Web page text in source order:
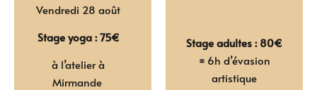
Vendredi 28 août
Stage yoga : 75€
à l’atelier à
Mirmande
Stage adultes : 80€
= 6h d’évasion
artistique